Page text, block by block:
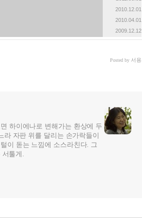
2010.12.01
2010.04.01
2009.12.12
Posted by 서
하이에나로 변해가는 환상에 두
라 자판 위를 달리는 손가락들이
이 돋는 느낌에 소스라친다. 그
툴게.